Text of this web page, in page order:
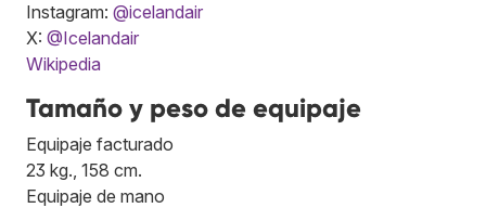
Instagram: @icelandair
X: @Icelandair
Wikipedia
Tamaño y peso de equipaje
Equipaje facturado
23 kg., 158 cm.
Equipaje de mano